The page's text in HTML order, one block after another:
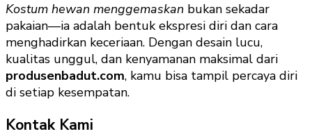
Kostum hewan menggemaskan bukan sekadar
pakaian—ia adalah bentuk ekspresi diri dan cara
menghadirkan keceriaan. Dengan desain lucu,
kualitas unggul, dan kenyamanan maksimal dari
produsenbadut.com, kamu bisa tampil percaya diri
di setiap kesempatan.
Kontak Kami